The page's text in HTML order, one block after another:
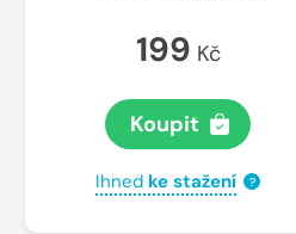
199 Kč
Koupit
Ihned ke stažení ?